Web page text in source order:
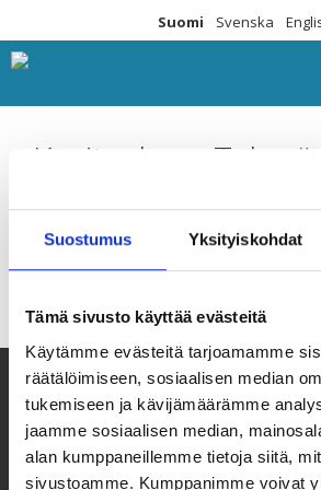
Suostumus Yksityiskohdat
Tämä sivusto käyttää evästeitä
Käytämme evästeitä tarjoamamme
räätälöimiseen, sosiaalisen median
tukemiseen ja kävijämäärämme
jaamme sosiaalisen median,
alan kumppaneillemme tietoja siitä,
sivustoamme. Kumppanimme voivat
sisältöön
Suomi Svenska
Kuvituskuva
materiaaleista